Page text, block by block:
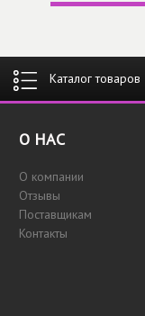
О НАС
О компании
Отзывы
Поставщикам
Контакты